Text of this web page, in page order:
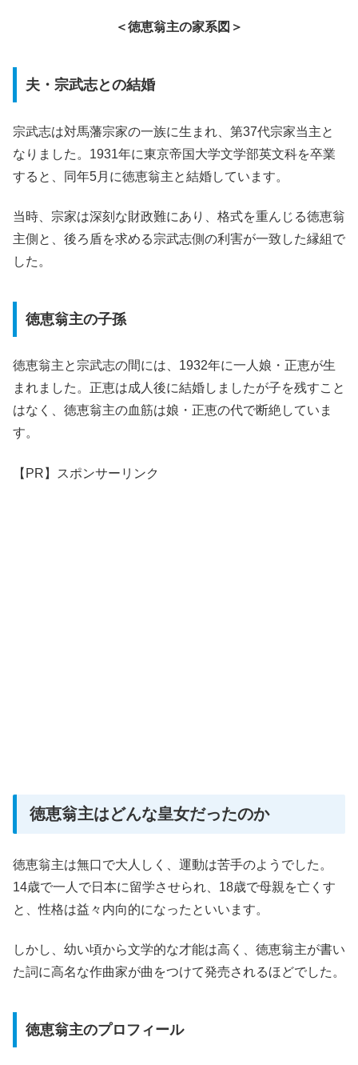
＜徳恵翁主の家系図＞
夫・宗武志との結婚
宗武志は対馬藩宗家の一族に生まれ、第37代宗家当主と
なりました。1931年に東京帝国大学文学部英文科を卒業
すると、同年5月に徳恵翁主と結婚しています。
当時、宗家は深刻な財政難にあり、格式を重んじる徳恵翁
主側と、後ろ盾を求める宗武志側の利害が一致した縁組で
した。
徳恵翁主の子孫
徳恵翁主と宗武志の間には、1932年に一人娘・正恵が生
まれました。正恵は成人後に結婚しましたが子を残すこと
はなく、徳恵翁主の血筋は娘・正恵の代で断絶していま
す。
【PR】スポンサーリンク
徳恵翁主はどんな皇女だったのか
徳恵翁主は無口で大人しく、運動は苦手のようでした。
14歳で一人で日本に留学させられ、18歳で母親を亡くす
と、性格は益々内向的になったといいます。
しかし、幼い頃から文学的な才能は高く、徳恵翁主が書い
た詞に高名な作曲家が曲をつけて発売されるほどでした。
徳恵翁主のプロフィール